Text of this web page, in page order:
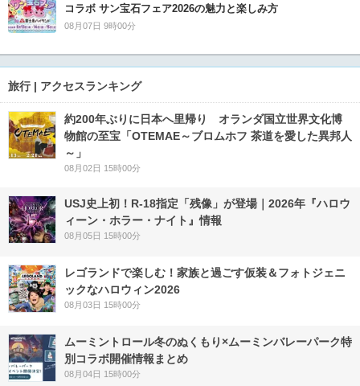
コラボ サン宝石フェア2026の魅力と楽しみ方
08月07日 9時00分
旅行 | アクセスランキング
約200年ぶりに日本へ里帰り オランダ国立世界文化博
物館の至宝「OTEMAE～ブロムホフ 茶道を愛した異邦人
～」
08月02日 15時00分
USJ史上初！R-18指定「残像」が登場｜2026年『ハロウ
ィーン・ホラー・ナイト』情報
08月05日 15時00分
レゴランドで楽しむ！家族と過ごす仮装＆フォトジェニ
ックなハロウィン2026
08月03日 15時00分
ムーミントロール冬のぬくもり×ムーミンバレーパーク特
別コラボ開催情報まとめ
08月04日 15時00分